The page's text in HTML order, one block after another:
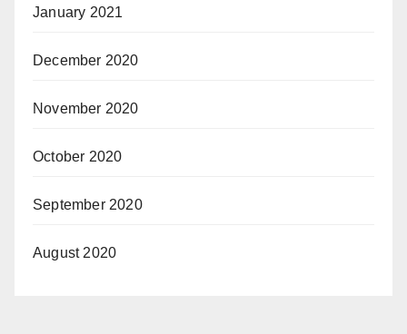
January 2021
December 2020
November 2020
October 2020
September 2020
August 2020